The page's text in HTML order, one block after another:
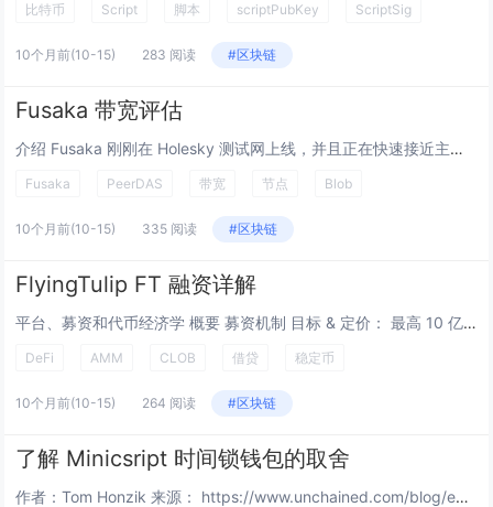
比特币 Script 脚本 scriptPubKey ScriptSig
10个月前(10-15) 283 阅读 #区块链
Fusaka 带宽评估
介绍 Fusaka 刚刚在 Holesky 测试网上线，并且正在快速接近主网。该分叉包含一个名为 PeerDAS 的新功能，这是一种向网络上的节点分发 blob 的新方式。在 PeerDAS 中，节点将负责“保管”不同部分的 blob...
Fusaka PeerDAS 带宽 节点 Blob
10个月前(10-15) 335 阅读 #区块链
FlyingTulip FT 融资详解
平台、募资和代币经济学 概要 募资机制 目标 & 定价： 最高 10 亿美元，价格为 1 美元兑 10 FT (隐含价格 $0.10)。如果募资额低于 10 亿美元，FT 的铸造量将按比例减少。 通过永...
DeFi AMM CLOB 借贷 稳定币
10个月前(10-15) 264 阅读 #区块链
了解 Minicsript 时间锁钱包的取舍
作者：Tom Honzik 来源： https://www.unchained.com/blog/examining-the-tradeoffs-of-miniscript-timelock-wallets 多种比特币钱...